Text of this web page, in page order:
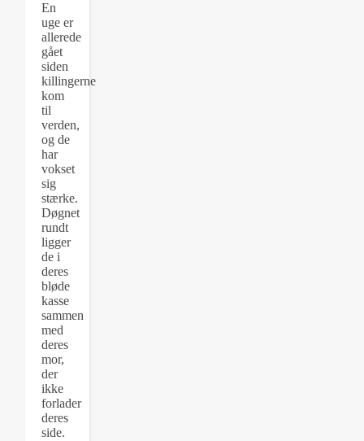
En
uge er
allerede
gået
siden
killingerne
kom
til
verden,
og de
har
vokset
sig
stærke.
Døgnet
rundt
ligger
de i
deres
bløde
kasse
sammen
med
deres
mor,
der
ikke
forlader
deres
side.